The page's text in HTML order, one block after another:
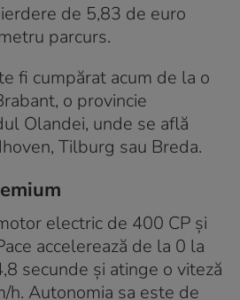
de 5,83 de euro
parcurs.
fi cumpărat acum de la o
o provincie
Olandei, unde se află
Tilburg sau Breda.
electric de 400 CP și
accelerează de la 0 la
secunde și atinge o viteză
h. Autonomia sa este de